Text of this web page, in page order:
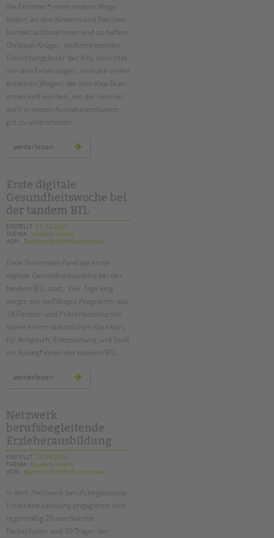
die Erzieher*innen andere Wege
finden, zu den Kindern und Familien
Kontakt aufzunehmen und zu halten.
Christian Krüger, stellvertretender
Einrichtungsleiter der Kita, berichtet
von den Erfahrungen, und den vielen
kreativen Wegen, die vom Kita-Team
entwickelt wurden, um die Familien
auch in dieser Ausnahmesituation
gut zu unterstützen.
weiterlesen
kontakt
und
familien
–
auch
im
lockdown
Erste digitale
Gesundheitswoche bei
der tandem BTL
ERSTELLT 01.12.2020
THEMA tandem intern
VON
Barbara Brecht-Hadraschek
Ende November fand die erste
digitale Gesundheitswoche bei der
tandem BTL statt. Vier Tage lang
sorgte ein vielfältiges Programm aus
18 Fitness- und Präventionskursen
sowie einem abendlichen Kochkurs
für Ausgleich, Entspannung und Spaß
mit Kolleg*innen der tandem BTL.
weiterlesen
digitale
tandem
btl
Netzwerk
berufsbegleitende
Erzieherausbildung
ERSTELLT 23.09.2020
THEMA tandem intern
VON
Barbara Brecht-Hadraschek
In dem Netzwerk berufsbegleitende
Erzieherausbildung engagieren sich
regelmäßig 20 anerkannte
Fachschulen und 30 Träger der